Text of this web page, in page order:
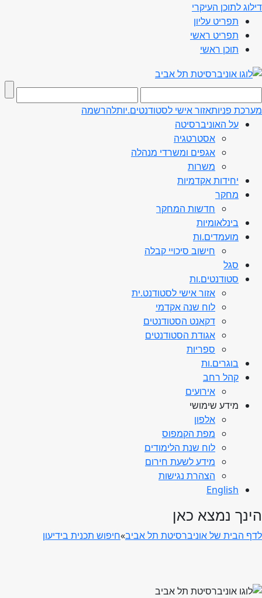
דילוג לתוכן העיקרי
תפריט עליון
תפריט ראשי
תוכן ראשי
מערכת פניותאזור אישי לסטודנטים.יותלהרשמה
על האוניברסיטה
אסטרטגיה
אגפים ומשרדי מנהלה
משרות
יחידות אקדמיות
מחקר
חדשות המחקר
בינלאומיות
מועמדים.ות
חישוב סיכויי קבלה
סגל
סטודנטים.ות
אזור אישי לסטודנט.ית
לוח שנה אקדמי
דקאנט הסטודנטים
אגודת הסטודנטים
ספריות
בוגרים.ות
קהל רחב
אירועים
מידע שימושי
אלפון
מפת הקמפוס
לוח שנת הלימודים
מידע לשעת חירום
הצהרת נגישות
English
הינך נמצא כאן
לדף הבית של אוניברסיטת תל אביב»חיפוש תכנית בידיעון